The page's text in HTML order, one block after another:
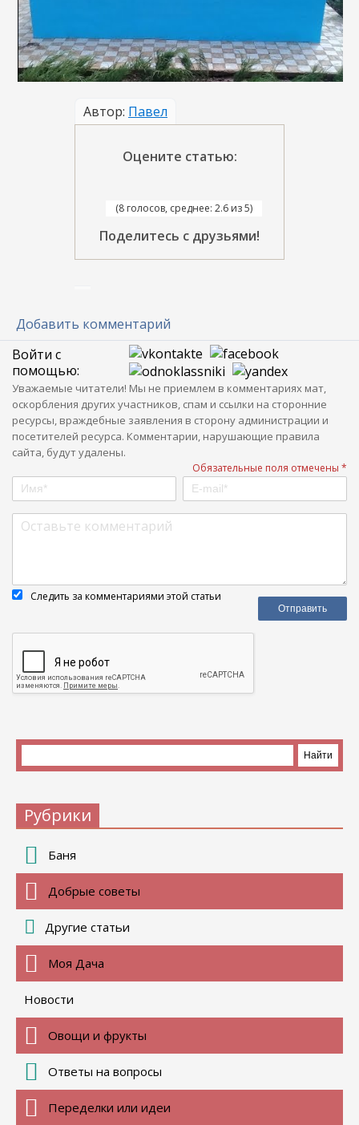
Автор: Павел
Оцените статью:
(8 голосов, среднее: 2.6 из 5)
Поделитесь с друзьями!
Добавить комментарий
Войти с
помощью:
Уважаемые читатели! Мы не приемлем в комментариях мат,
оскорбления других участников, спам и ссылки на сторонние
ресурсы, враждебные заявления в сторону администрации и
посетителей ресурса. Комментарии, нарушающие правила
сайта, будут удалены.
Обязательные поля отмечены *
Следить за комментариями этой статьи
Рубрики
Баня
Добрые советы
Другие статьи
Моя Дача
Новости
Овощи и фрукты
Ответы на вопросы
Переделки или идеи